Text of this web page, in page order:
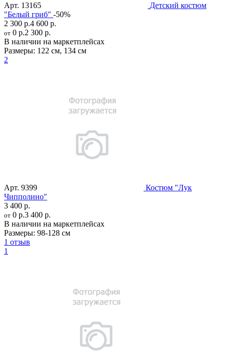
Арт. 13165
Детский костюм
"Белый гриб" -50%
2 300 р.4 600 р.
от 0 р.2 300 р.
В наличии на маркетплейсах
Размеры: 122 см, 134 см
2
Арт. 9399
Костюм "Лук
Чипполино"
3 400 р.
от 0 р.3 400 р.
В наличии на маркетплейсах
Размеры: 98-128 см
1 отзыв
1